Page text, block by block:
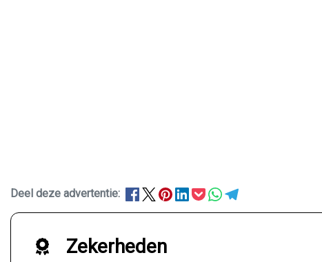
Deel deze advertentie:
Zekerheden